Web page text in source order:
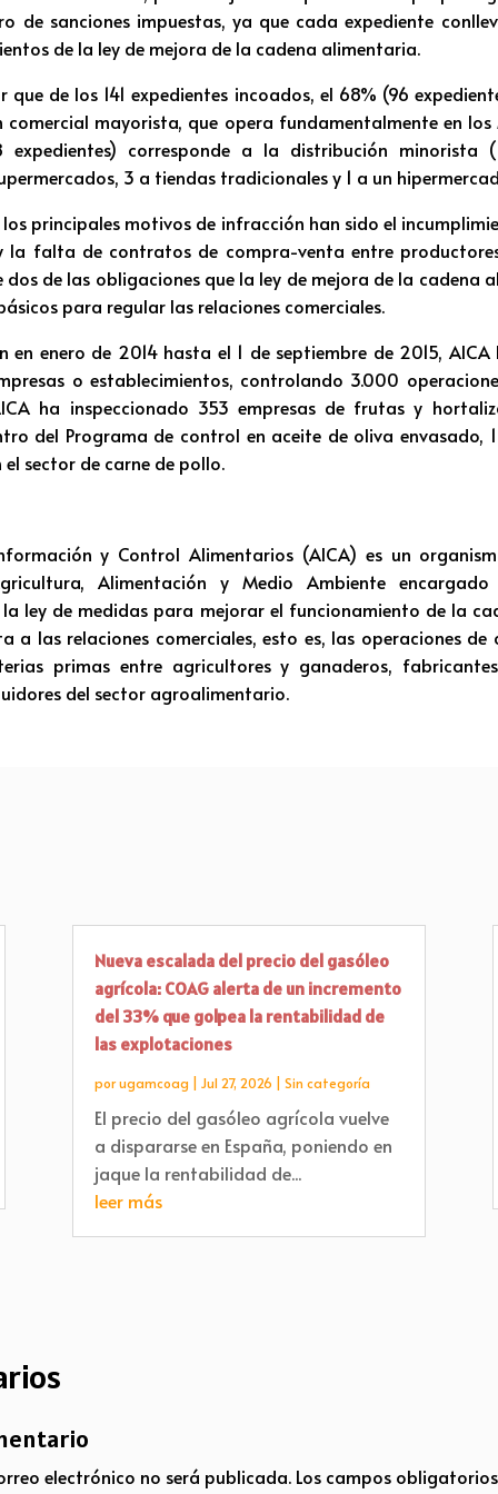
de sanciones impuestas, ya que cada expediente
de la ley de mejora de la cadena alimentaria.
que de los 141 expedientes incoados, el 68% (96
mayorista, que opera fundamentalmente en los
corresponde a la distribución minorista
3 a tiendas tradicionales y 1 a un
los principales motivos de infracción han sido el
la falta de contratos de compra-venta entre
dos de las obligaciones que la ley de mejora de la cadena
para regular las relaciones comerciales.
en enero de 2014 hasta el 1 de septiembre de 2015,
o establecimientos, controlando 3.000
ha inspeccionado 353 empresas de frutas y
del Programa de control en aceite de oliva envasado,
el sector de carne de pollo.
y Control Alimentarios (AICA) es un
Alimentación y Medio Ambiente
ley de medidas para mejorar el funcionamiento de la
a las relaciones comerciales, esto es, las operaciones
primas entre agricultores y ganaderos,
del sector agroalimentario.
Nueva escalada del precio del gasóleo
agrícola: COAG alerta de un incremento
del 33% que golpea la rentabilidad de
las explotaciones
porugamcoag Jul 27, 2026 Sin categoría
El precio del gasóleo agrícola vuelve
a dispararse en España, poniendo en
jaque la rentabilidad de...
leer más
electrónico no será publicada. Los campos